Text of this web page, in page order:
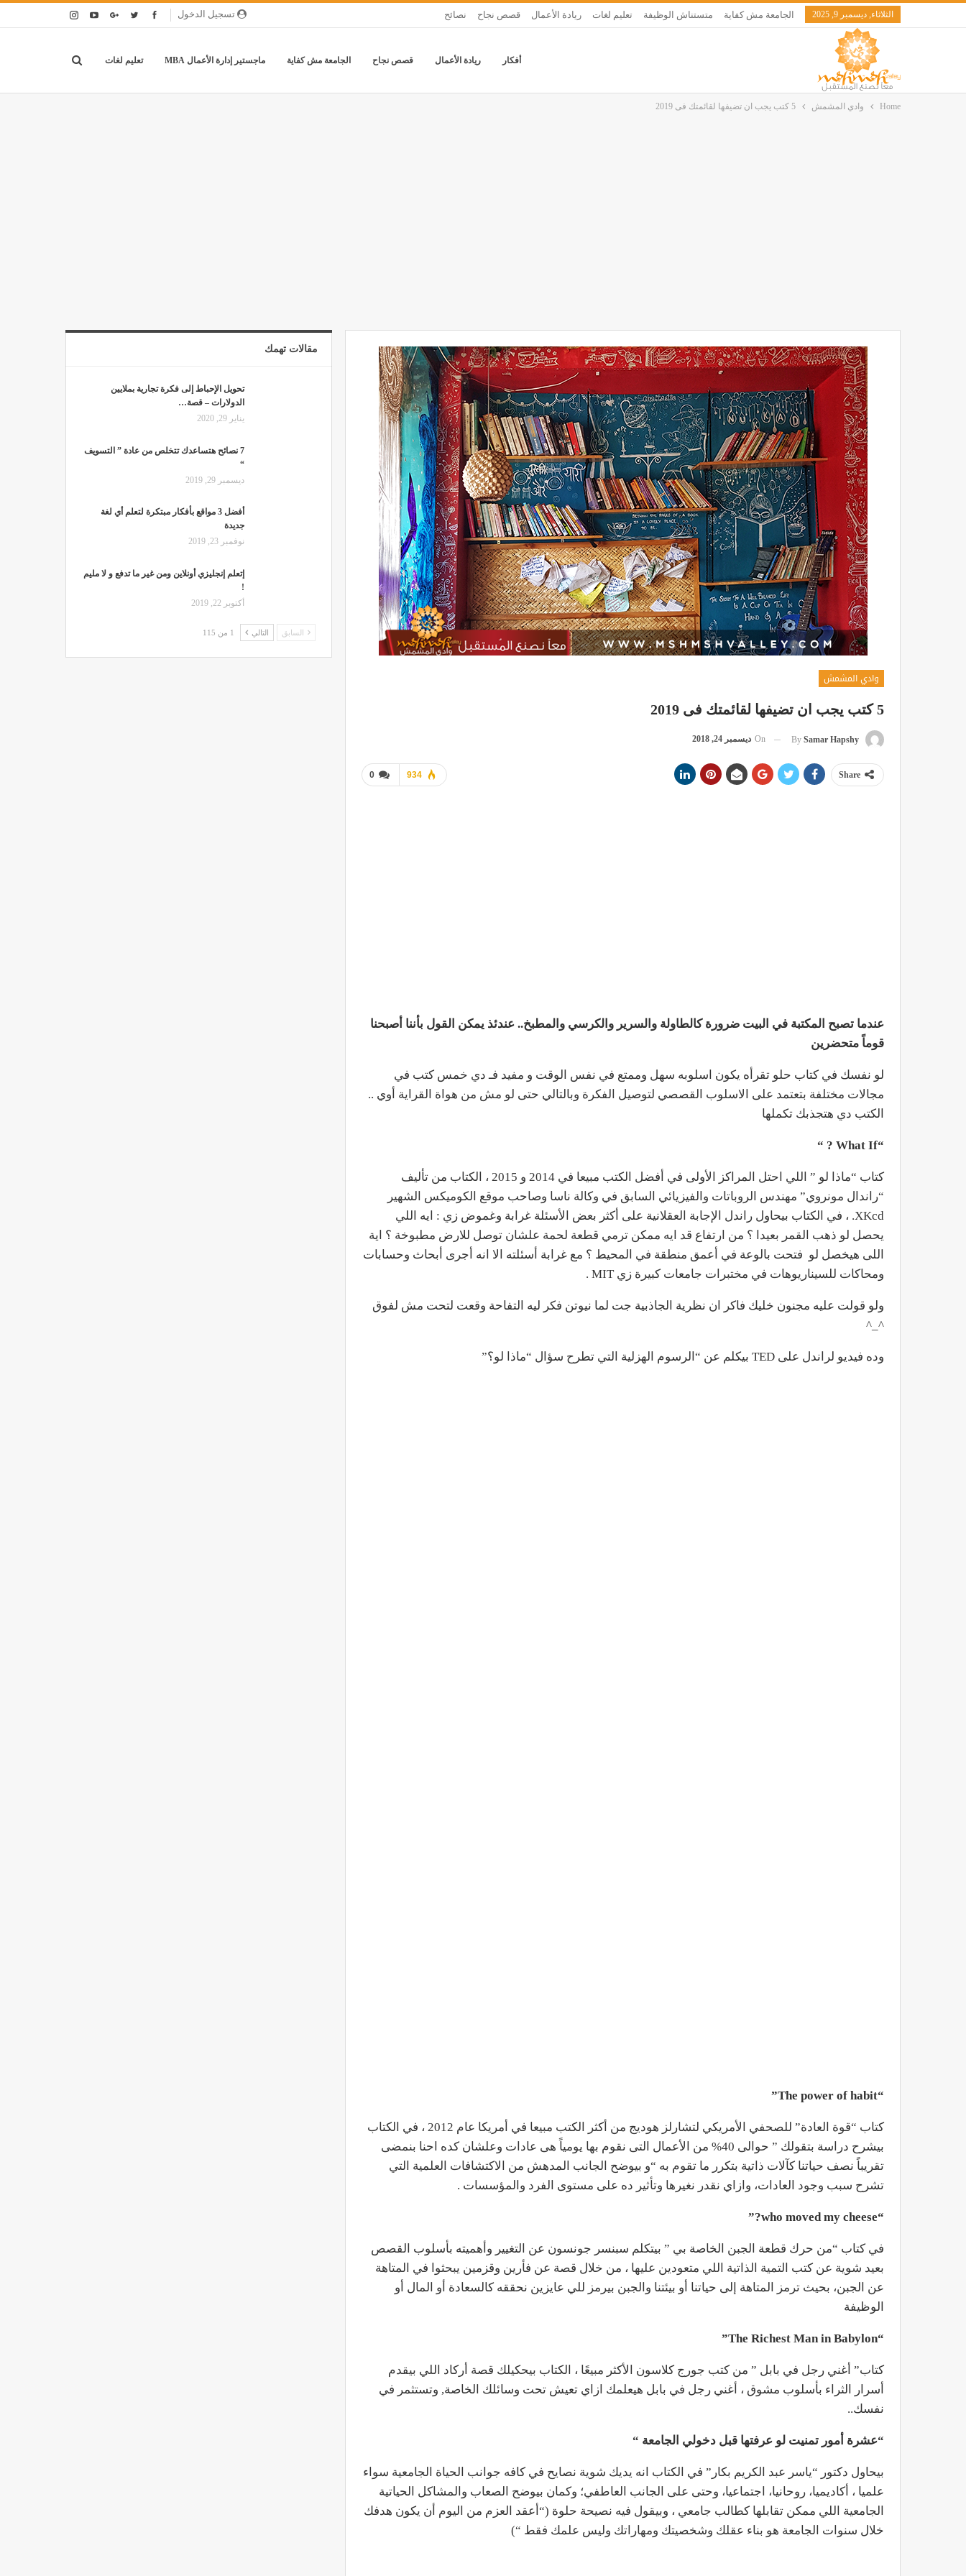
تسجيل الدخول الثلاثاء, ديسمبر 9, 2025 الجامعة مش كفاية متستناش الوظيفة تعليم لغات ريادة الأعمال قصص نجاح نصائح
أفكار ريادة الأعمال قصص نجاح الجامعة مش كفاية ماجستير إدارة الأعمال MBA تعليم لغات
Home وادي المشمش 5 كتب يجب ان تضيفها لقائمتك فى 2019
وادي المشمش
5 كتب يجب ان تضيفها لقائمتك فى 2019
By Samar Hapshy
On ديسمبر 24, 2018
0 934 Share
عندما تصبح المكتبة في البيت ضرورة كالطاولة والسرير والكرسي والمطبخ.. عندئذ يمكن القول بأننا أصبحنا
قوماً متحضرين
لو نفسك في كتاب حلو تقرأه يكون اسلوبه سهل وممتع في نفس الوقت و مفيد فـ دي خمس كتب في
مجالات مختلفة بتعتمد على الاسلوب القصصي لتوصيل الفكرة وبالتالي حتى لو مش من هواة القراية أوي ..
الكتب دي هتجذبك تكملها
“What If ? “
كتاب “ماذا لو ” اللي احتل المراكز الأولى في أفضل الكتب مبيعا في 2014 و 2015 ، الكتاب من تأليف
“راندال مونروي” مهندس الروباتات والفيزيائي السابق في وكالة ناسا وصاحب موقع الكوميكس الشهير
XKcd. ، في الكتاب بيحاول راندل الإجابة العقلانية على أكثر بعض الأسئلة غرابة وغموض زي : ايه اللي
يحصل لو ذهب القمر بعيدا ؟ من ارتفاع قد ايه ممكن ترمي قطعة لحمة علشان توصل للارض مطبوخة ؟ اية
اللى هيخصل لو فتحت بالوعة في أعمق منطقة في المحيط ؟ مع غرابة أسئلته الا انه أجرى أبحاث وحسابات
ومحاكات للسيناريوهات في مختبرات جامعات كبيرة زي MIT .
ولو قولت عليه مجنون خليك فاكر ان نظرية الجاذبية جت لما نيوتن فكر ليه التفاحة وقعت لتحت مش لفوق
^_^
وده فيديو لراندل على TED بيكلم عن “الرسوم الهزلية التي تطرح سؤال “ماذا لو؟”
“The power of habit”
كتاب “قوة العادة” للصحفي الأمريكي لتشارلز هوديج من أكثر الكتب مبيعا في أمريكا عام 2012 ، في الكتاب
بيشرح دراسة بتقولك ” حوالى 40% من الأعمال التى نقوم بها يومياً هى عادات وعلشان كده احنا بنمضى
تقريباً نصف حياتنا كآلات ذاتية بتكرر ما تقوم به “و بيوضح الجانب المدهش من الاكتشافات العلمية التي
تشرح سبب وجود العادات، وازاي نقدر نغيرها وتأثير ده على مستوى الفرد والمؤسسات .
“who moved my cheese?”
في كتاب “من حرك قطعة الجبن الخاصة بي ” بيتكلم سبنسر جونسون عن التغيير وأهميته بأسلوب القصص
بعيد شوية عن كتب التمية الذاتية اللي متعودين عليها ، من خلال قصة عن فأرين وقزمين يبحثوا في المتاهة
عن الجبن، بحيث ترمز المتاهة إلى حياتنا أو بيئتنا والجبن بيرمز للي عايزين نحققه كالسعادة أو المال أو
الوظيفة
“The Richest Man in Babylon”
كتاب” أغني رجل في بابل ” من كتب جورج كلاسون الأكثر مبيعًا ، الكتاب بيحكيلك قصة أركاد اللي بيقدم
أسرار الثراء بأسلوب مشوق ، أغني رجل في بابل هيعلمك ازاي تعيش تحت وسائلك الخاصة, وتستثمر في
نفسك..
“عشرة أمور تمنيت لو عرفتها قبل دخولي الجامعة “
بيحاول دكتور “ياسر عبد الكريم بكار” في الكتاب انه يديك شوية نصايح في كافه جوانب الحياة الجامعية سواء
علميا ، أكاديميا، روحانيا، اجتماعيا، وحتى على الجانب العاطفي؛ وكمان بيوضح الصعاب والمشاكل الحياتية
الجامعية اللي ممكن تقابلها كطالب جامعي ، وبيقول فيه نصيحة حلوة (“أعقد العزم من اليوم أن يكون هدفك
خلال سنوات الجامعة هو بناء عقلك وشخصيتك ومهاراتك وليس علمك فقط “)
مقالات تهمك
تحويل الإحباط إلى فكرة تجارية بملايين
الدولارات – قصة…
يناير 29, 2020
7 نصائح هتساعدك تتخلص من عادة ” التسويف
“
ديسمبر 29, 2019
أفضل 3 مواقع بأفكار مبتكرة لتعلم أي لغة
جديدة
نوفمبر 23, 2019
إتعلم إنجليزي أونلاين ومن غير ما تدفع و لا مليم
!
أكتوبر 22, 2019
السابق التالي 1 من 115